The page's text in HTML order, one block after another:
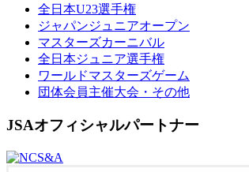
全日本U23選手権
ジャパンジュニアオープン
マスターズカーニバル
全日本ジュニア選手権
ワールドマスターズゲーム
団体会員主催大会・その他
JSAオフィシャルパートナー